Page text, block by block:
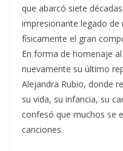
que abarcó siete
impresionante legado de
físicamente el gran
En forma de homenaje
nuevamente su último
Alejandra Rubio, donde
su vida, su infancia, su
confesó que muchos se
canciones.